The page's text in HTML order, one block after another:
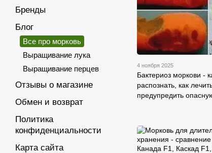
4 ноября 2025
Бактериоз моркови -
распознать, как
предупредить
Бренды
Блог
Все про морковь
Выращивание лука
Выращивание перцев
Отзывы о магазине
Обмен и возврат
Политика
конфиденциальности
Карта сайта